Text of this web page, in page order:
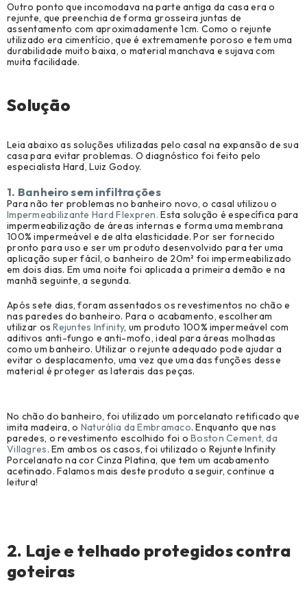
Outro ponto que incomodava na parte antiga da casa era o
rejunte, que preenchia de forma grosseira juntas de
assentamento com aproximadamente 1cm. Como o rejunte
utilizado era cimentício, que é extremamente poroso e tem uma
durabilidade muito baixa, o material manchava e sujava com
muita facilidade.
Solução
Leia abaixo as soluções utilizadas pelo casal na expansão de sua
casa para evitar problemas. O diagnóstico foi feito pelo
especialista Hard, Luiz Godoy.
1. Banheiro sem infiltrações
Para não ter problemas no banheiro novo, o casal utilizou o
Impermeabilizante Hard Flexpren. Esta solução é específica para
impermeabilização de áreas internas e forma uma membrana
100% impermeável e de alta elasticidade. Por ser fornecido
pronto para uso e ser um produto desenvolvido para ter uma
aplicação super fácil, o banheiro de 20m² foi impermeabilizado
em dois dias. Em uma noite foi aplicada a primeira demão e na
manhã seguinte, a segunda.
Após sete dias, foram assentados os revestimentos no chão e
nas paredes do banheiro. Para o acabamento, escolheram
utilizar osRejuntes Infinity, um produto 100% impermeável com
aditivos anti-fungo e anti-mofo, ideal para áreas molhadas
como um banheiro. Utilizar o rejunte adequado pode ajudar a
evitar o desplacamento, uma vez que uma das funções desse
material é proteger as laterais das peças.
No chão do banheiro, foi utilizado um porcelanato retificado que
imita madeira, o Naturália da Embramaco. Enquanto que nas
paredes, o revestimento escolhido foi oBoston Cement, da
Villagres. Em ambos os casos, foi utilizado o Rejunte Infinity
Porcelanato na cor Cinza Platina, que tem um acabamento
acetinado. Falamos mais deste produto a seguir, continue a
leitura!
2. Laje e telhado protegidos contra
goteiras